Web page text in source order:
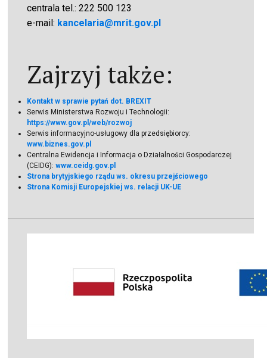
centrala tel.: 222 500 123
e-mail: kancelaria@mrit.gov.pl
Zajrzyj także:
Kontakt w sprawie pytań dot. BREXIT
Serwis Ministerstwa Rozwoju i Technologii:
https://www.gov.pl/web/rozwoj
Serwis informacyjno-usługowy dla przedsiębiorcy:
www.biznes.gov.pl
Centralna Ewidencja i Informacja o Działalności Gospodarczej
(CEIDG):www.ceidg.gov.pl
Strona brytyjskiego rządu ws. okresu przejściowego
Strona Komisji Europejskiej ws. relacji UK-UE